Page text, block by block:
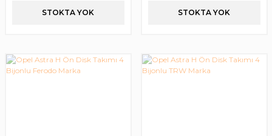
STOKTA YOK STOKTA YOK